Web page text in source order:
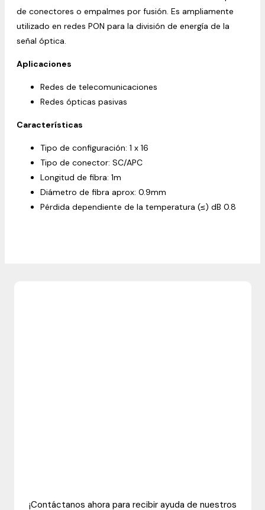
de conectores o empalmes por fusión. Es ampliamente
utilizado en redes PON para la división de energía de la
señal óptica.
Aplicaciones
Redes de telecomunicaciones
Redes ópticas pasivas
Características
Tipo de configuración: 1 x 16
Tipo de conector: SC/APC
Longitud de fibra: 1m
Diámetro de fibra aprox: 0.9mm
Pérdida dependiente de la temperatura (≤) dB 0.8
¡Contáctanos ahora para recibir ayuda de nuestros